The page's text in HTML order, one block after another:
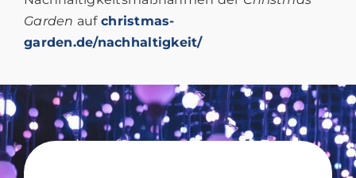
Garden auf christmas-
garden.de/nachhaltigkeit/